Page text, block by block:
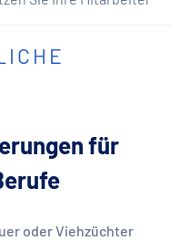
für
oder Viehzüchter